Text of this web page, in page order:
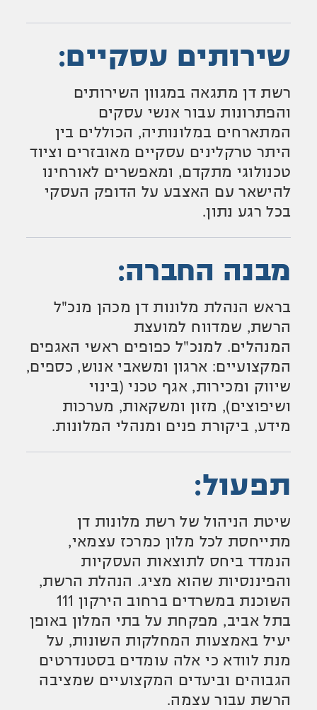
שירותים עסקיים:
רשת דן מתגאה במגוון השירותים
והפתרונות עבור אנשי עסקים
המתארחים במלונותיה, הכוללים בין
היתר טרקלינים עסקיים מאובזרים וציוד
טכנולוגי מתקדם, ומאפשרים לאורחינו
להישאר עם האצבע על הדופק העסקי
בכל רגע נתון.
מבנה החברה:
בראש הנהלת מלונות דן מכהן מנכ"ל
הרשת, שמדווח למועצת
המנהלים. למנכ"ל כפופים ראשי האגפים
המקצועיים: ארגון ומשאבי אנוש, כספים,
שיווק ומכירות, אגף טכני (בינוי
ושיפוצים), מזון ומשקאות, מערכות
מידע, ביקורת פנים ומנהלי המלונות.
תפעול:
שיטת הניהול של רשת מלונות דן
מתייחסת לכל מלון כמרכז עצמאי,
הנמדד ביחס לתוצאות העסקיות
והפיננסיות שהוא מציג. הנהלת הרשת,
השוכנת במשרדים ברחוב הירקון 111
בתל אביב, מפקחת על בתי המלון באופן
יעיל באמצעות המחלקות השונות, על
מנת לוודא כי אלה עומדים בסטנדרטים
הגבוהים וביעדים המקצועיים שמציבה
הרשת עבור עצמה.